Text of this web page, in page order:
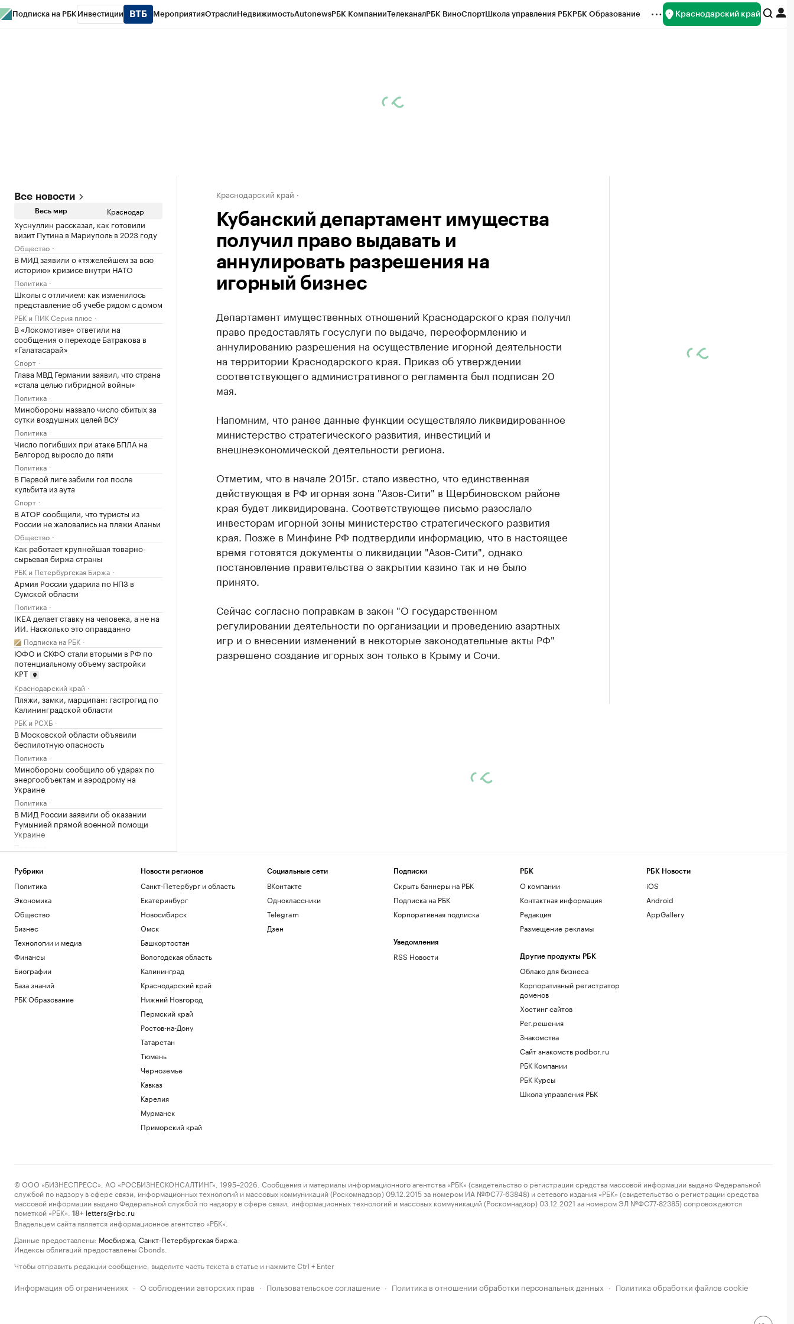
Подписка на РБК Инвестиции МероприятияОтраслиНедвижимостьAutonewsРБК КомпанииТелеканалРБК ВиноСпортШкола управления РБКРБК Образование Краснодарский край
Все новости
Весь мир Краснодар
Хуснуллин рассказал, как готовили
визит Путина в Мариуполь в 2023 году
Общество
В МИД заявили о «тяжелейшем за всю
историю» кризисе внутри НАТО
Политика
Школы с отличием: как изменилось
представление об учебе рядом с домом
РБК и ПИК Серия плюс
В «Локомотиве» ответили на
сообщения о переходе Батракова в
«Галатасарай»
Спорт
Глава МВД Германии заявил, что страна
«стала целью гибридной войны»
Политика
Минобороны назвало число сбитых за
сутки воздушных целей ВСУ
Политика
Число погибших при атаке БПЛА на
Белгород выросло до пяти
Политика
В Первой лиге забили гол после
кульбита из аута
Спорт
В АТОР сообщили, что туристы из
России не жаловались на пляжи Аланьи
Общество
Как работает крупнейшая товарно-
сырьевая биржа страны
РБК и Петербургская Биржа
Армия России ударила по НПЗ в
Сумской области
Политика
IKEA делает ставку на человека, а не на
ИИ. Насколько это оправданно
Подписка на РБК
ЮФО и СКФО стали вторыми в РФ по
потенциальному объему застройки
КРТ
Краснодарский край
Пляжи, замки, марципан: гастрогид по
Калининградской области
РБК и РСХБ
В Московской области объявили
беспилотную опасность
Политика
Минобороны сообщило об ударах по
энергообъектам и аэродрому на
Украине
Политика
В МИД России заявили об оказании
Румынией прямой военной помощи
Украине
активности на Ходынке
РБК и Stone
Месси прилетел в Аргентину на
похороны отца
Спорт
WSJ раскрыла, чем Куба заменяет
топливо на фоне энергокризиса
Краснодарский край
Кубанский департамент имущества
получил право выдавать и
аннулировать разрешения на
игорный бизнес
Департамент имущественных отношений Краснодарского края получил
право предоставлять госуслуги по выдаче, переоформлению и
аннулированию разрешения на осуществление игорной деятельности
на территории Краснодарского края. Приказ об утверждении
соответствующего административного регламента был подписан 20
мая.
Напомним, что ранее данные функции осуществляло ликвидированное
министерство стратегического развития, инвестиций и
внешнеэкономической деятельности региона.
Отметим, что в начале 2015г. стало известно, что единственная
действующая в РФ игорная зона "Азов-Сити" в Щербиновском районе
края будет ликвидирована. Соответствующее письмо разослало
инвесторам игорной зоны министерство стратегического развития
края. Позже в Минфине РФ подтвердили информацию, что в настоящее
время готовятся документы о ликвидации "Азов-Сити", однако
постановление правительства о закрытии казино так и не было
принято.
Сейчас согласно поправкам в закон "О государственном
регулировании деятельности по организации и проведению азартных
игр и о внесении изменений в некоторые законодательные акты РФ"
разрешено создание игорных зон только в Крыму и Сочи.
Рубрики
Политика
Экономика
Общество
Бизнес
Технологии и медиа
Финансы
Биографии
База знаний
РБК Образование
Новости регионов
Санкт-Петербург и область
Екатеринбург
Новосибирск
Омск
Башкортостан
Вологодская область
Калининград
Краснодарский край
Нижний Новгород
Пермский край
Ростов-на-Дону
Татарстан
Тюмень
Черноземье
Кавказ
Карелия
Мурманск
Приморский край
Социальные сети
ВКонтакте
Одноклассники
Telegram
Дзен
Подписки
Скрыть баннеры на РБК
Подписка на РБК
Корпоративная подписка
Уведомления
RSS Новости
РБК
О компании
Контактная информация
Редакция
Размещение рекламы
Другие продукты РБК
Облако для бизнеса
Корпоративный регистратор
доменов
Хостинг сайтов
Рег.решения
Знакомства
Сайт знакомств podbor.ru
РБК Компании
РБК Курсы
Школа управления РБК
РБК Новости
iOS
Android
AppGallery
© ООО «БИЗНЕСПРЕСС», АО «РОСБИЗНЕСКОНСАЛТИНГ», 1995–2026. Сообщения и материалы информационного агентства «РБК» (свидетельство о регистрации средства массовой информации выдано Федеральной
службой по надзору в сфере связи, информационных технологий и массовых коммуникаций (Роскомнадзор) 09.12.2015 за номером ИА №ФС77-63848) и сетевого издания «РБК» (свидетельство о регистрации средства
массовой информации выдано Федеральной службой по надзору в сфере связи, информационных технологий и массовых коммуникаций (Роскомнадзор) 03.12.2021 за номером ЭЛ №ФС77-82385) сопровождаются
пометкой «РБК».
18+ letters@rbc.ru
Владельцем сайта является информационное агентство «РБК».
Данные предоставлены: Мосбиржа Санкт-Петербургская биржа
Индексы облигаций предоставлены Cbonds.
Чтобы отправить редакции сообщение, выделите часть текста в статье и нажмите Ctrl + Enter
Информация об ограничениях · О соблюдении авторских прав · Пользовательское соглашение · Политика в отношении обработки персональных данных · Политика обработки файлов cookie